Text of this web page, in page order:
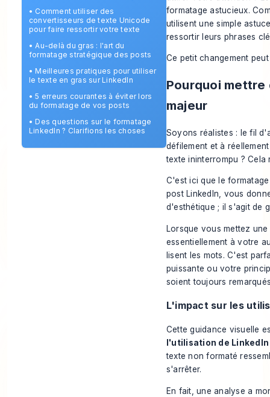
• Comment utiliser des
convertisseurs de texte Unicode
pour faire ressortir votre texte
•Au-delà du gras : l'art du
formatage stratégique des posts
• Meilleures pratiques pour utiliser
le texte en gras sur LinkedIn
•5 erreurs courantes à éviter lors
du formatage de vos posts
• Des questions sur le formatage
LinkedIn ? Clarifions les choses
formatage astucieux.
utilisent une simple
ressortir leurs phrases
Ce petit changement
Pourquoi
majeur
Soyons réalistes : le fil
défilement et à
texte ininterrompu ?
C'est ici que le
post LinkedIn, vous
d'esthétique ; il s'agit de
Lorsque vous mettez
essentiellement à votre
lisent les mots. C'est
puissante ou votre
soient toujours
L'impact sur les
Cette guidance visuelle
l'utilisation de LinkedIn
texte non formaté
s'arrêter.
En fait, une analyse a